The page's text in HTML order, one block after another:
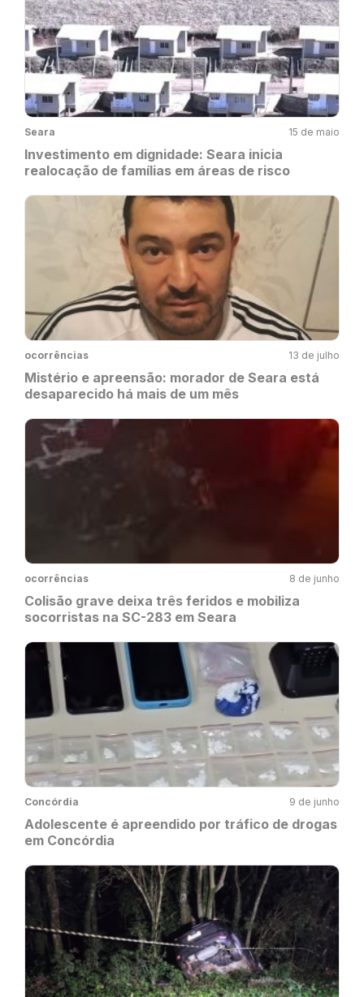
Seara 15 de maio
Investimento em dignidade: Seara inicia
realocação de famílias em áreas de risco
ocorrências 13 de julho
Mistério e apreensão: morador de Seara está
desaparecido há mais de um mês
ocorrências 8 de junho
Colisão grave deixa três feridos e mobiliza
socorristas na SC-283 em Seara
Concórdia 9 de junho
Adolescente é apreendido por tráfico de drogas
em Concórdia